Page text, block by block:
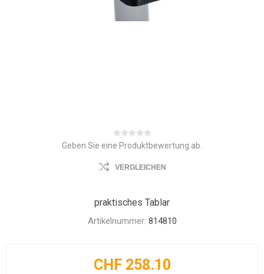
Geben Sie eine Produktbewertung ab.
VERGLEICHEN
praktisches Tablar
Artikelnummer: 814810
CHF 258.10